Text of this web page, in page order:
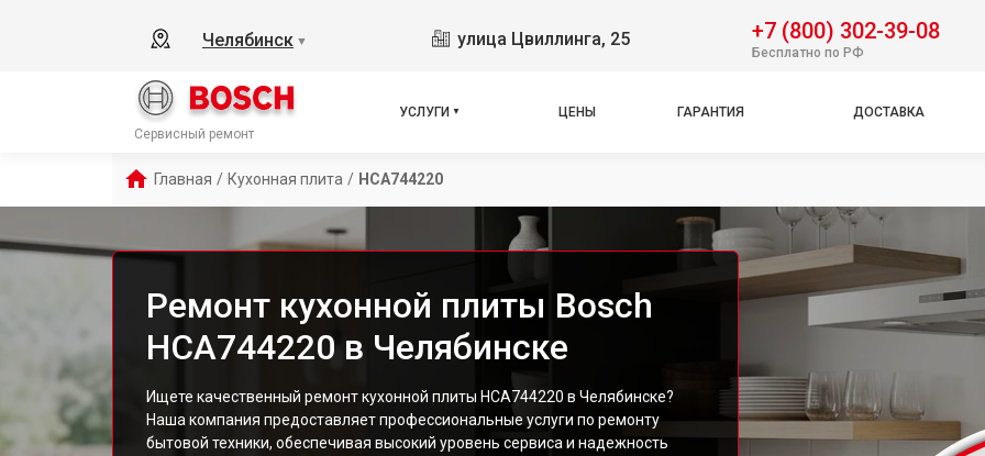
Челябинск ▼ улица Цвиллинга, 25 +7 (800) 302-39-08
Бесплатно по РФ
Сервисный ремонт
УСЛУГИ ЦЕНЫ ГАРАНТИЯ ДОСТАВКА
Главная / Кухонная плита / HCA744220
Ремонт кухонной плиты Bosch
HCA744220 в Челябинске
Ищете качественный ремонт кухонной плиты HCA744220 в Челябинске?
Наша компания предоставляет профессиональные услуги по ремонту
бытовой техники, обеспечивая высокий уровень сервиса и надежность